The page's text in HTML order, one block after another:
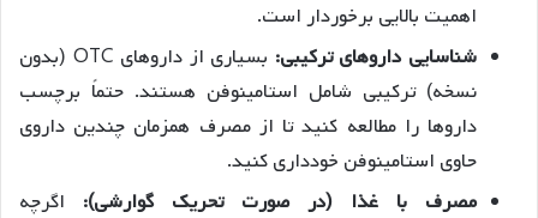
اهمیت بالایی برخوردار است.
شناسایی داروهای ترکیبی:
بسیاری از داروهای OTC (بدون
نسخه) ترکیبی شامل استامینوفن هستند. حتماً برچسب
داروها را مطالعه کنید تا از مصرف همزمان چندین داروی
حاوی استامینوفن خودداری کنید.
مصرف با غذا (در صورت تحریک گوارشی): اگرچه